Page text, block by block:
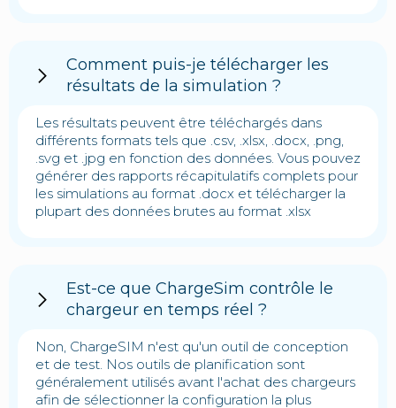
Comment puis-je télécharger les
résultats de la simulation ?
Les résultats peuvent être téléchargés dans
différents formats tels que .csv, .xlsx, .docx, .png,
.svg et .jpg en fonction des données. Vous pouvez
générer des rapports récapitulatifs complets pour
les simulations au format .docx et télécharger la
plupart des données brutes au format .xlsx
Est-ce que ChargeSim contrôle le
chargeur en temps réel ?
Non, ChargeSIM n'est qu'un outil de conception
et de test. Nos outils de planification sont
généralement utilisés avant l'achat des chargeurs
afin de sélectionner la configuration la plus